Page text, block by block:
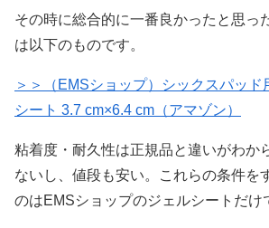
その時に総合的に一番良かったと思っ
は以下のものです。
＞＞（EMSショップ）シックスパッド
シート 3.7 cm×6.4 cm（アマゾン）
粘着度・耐久性は正規品と違いがわか
ないし、値段も安い。これらの条件を
のはEMSショップのジェルシートだけ